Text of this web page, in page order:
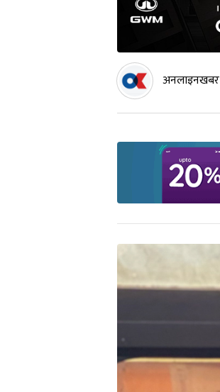
अनलाइनखबर